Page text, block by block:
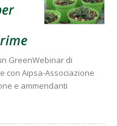
GreenWebinar di
con Aipsa-Associazione
e ammendanti